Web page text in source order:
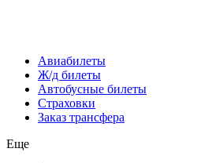
Авиабилеты
Ж/д билеты
Автобусные билеты
Страховки
Заказ трансфера
Еще